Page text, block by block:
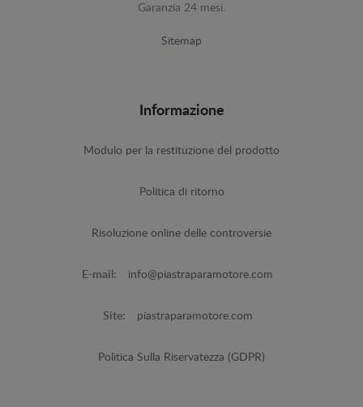
Garanzia 24 mesi.
Sitemap
Informazione
Modulo per la restituzione del prodotto
Politica di ritorno
Risoluzione online delle controversie
E-mail: info@piastraparamotore.com
Site: piastraparamotore.com
Politica Sulla Riservatezza (GDPR)